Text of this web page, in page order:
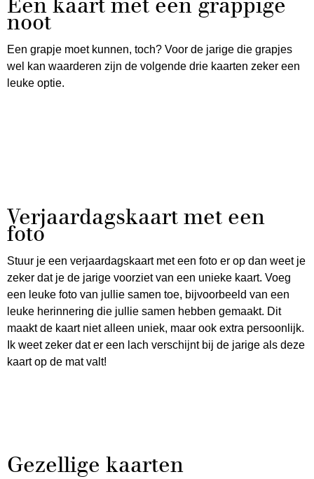
Een kaart met een grappige
noot
Een grapje moet kunnen, toch? Voor de jarige die grapjes
wel kan waarderen zijn de volgende drie kaarten zeker een
leuke optie.
Verjaardagskaart met een
foto
Stuur je een verjaardagskaart met een foto er op dan weet je
zeker dat je de jarige voorziet van een unieke kaart. Voeg
een leuke foto van jullie samen toe, bijvoorbeeld van een
leuke herinnering die jullie samen hebben gemaakt. Dit
maakt de kaart niet alleen uniek, maar ook extra persoonlijk.
Ik weet zeker dat er een lach verschijnt bij de jarige als deze
kaart op de mat valt!
Gezellige kaarten